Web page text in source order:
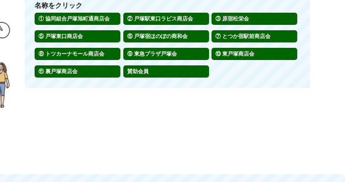
名称をクリック
協同組合戸塚旭町通商店会 戸塚駅東口ラピス商店会 原宿松栄会
戸塚東口商店会 戸塚宿ほのぼの商和会 とつか宿駅前商店会
トツカーナモール商店会 東急プラザ戸塚会 東戸塚商店会
裏戸塚商店会 賛助会員